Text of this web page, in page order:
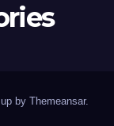
by Themeansar.